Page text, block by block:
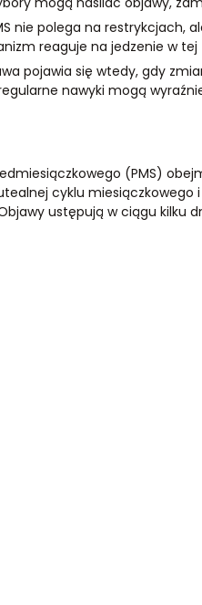
nie polega na restrykcjach,
reaguje na jedzenie w tej
pojawia się wtedy, gdy
nawyki mogą
(PMS)
cyklu miesiączkowego
ustępują w ciągu kilku